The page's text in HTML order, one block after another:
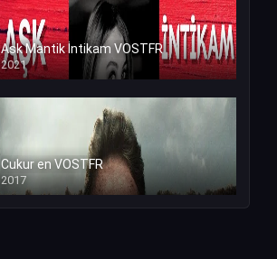
Ask Mantik İntikam VOSTFR
2021
Cukur en VOSTFR
2017